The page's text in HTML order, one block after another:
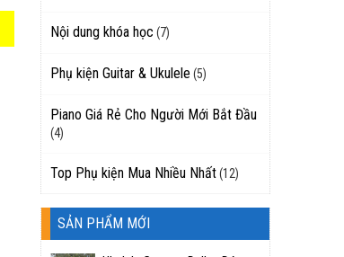
Nội dung khóa học (7)
Phụ kiện Guitar & Ukulele (5)
Piano Giá Rẻ Cho Người Mới Bắt Đầu
(4)
Top Phụ kiện Mua Nhiều Nhất(12)
SẢN PHẨM MỚI